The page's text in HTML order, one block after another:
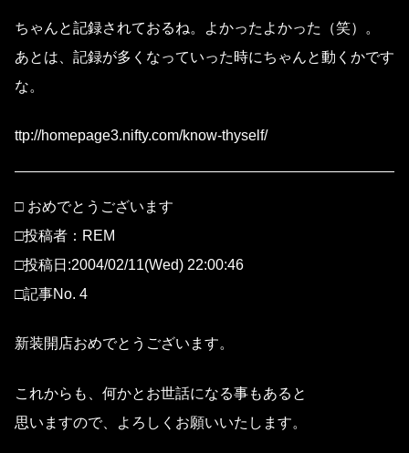
ちゃんと記録されておるね。よかったよかった（笑）。
あとは、記録が多くなっていった時にちゃんと動くかです
な。
ttp://homepage3.nifty.com/know-thyself/
□ おめでとうございます
□投稿者：REM
□投稿日:2004/02/11(Wed) 22:00:46
□記事No. 4
新装開店おめでとうございます。
これからも、何かとお世話になる事もあると
思いますので、よろしくお願いいたします。